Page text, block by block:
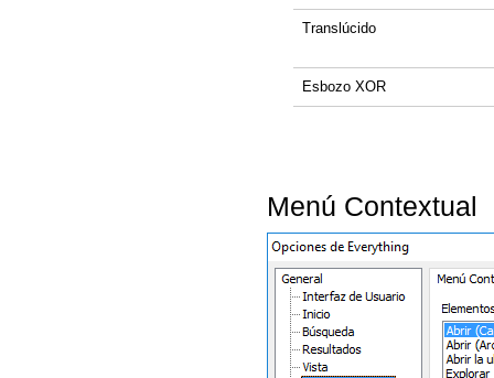
Translúcido
Esbozo XOR
Menú Contextual